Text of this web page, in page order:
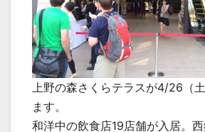
上野の森さくらテラスが4/26（
ます。
和洋中の飲食店19店舗が入居。